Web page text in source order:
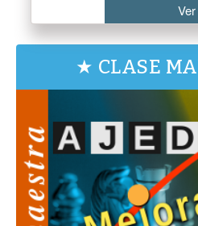
Ver
★ CLASE